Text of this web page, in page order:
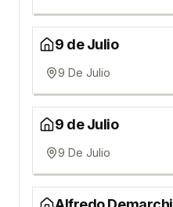
9 de Julio
9 De Julio
9 de Julio
9 De Julio